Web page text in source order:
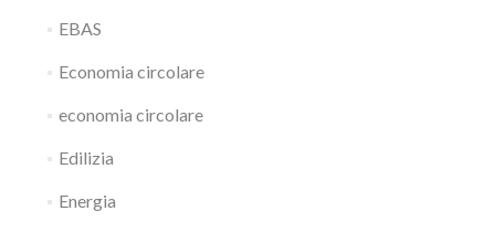
EBAS
Economia circolare
economia circolare
Edilizia
Energia